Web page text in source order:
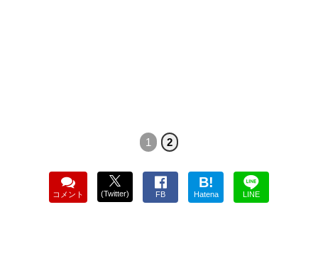
1 2
コメント (Twitter) FB
B!
Hatena LINE